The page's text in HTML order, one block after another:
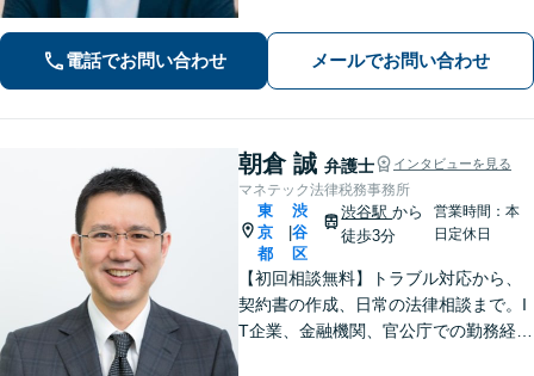
ら、離婚や相続、労働トラブルなど幅
広く対応可能｡早期解決に向けて尽力し
ます【渋谷区周辺企業様からのご相談
歓迎】
電話でお問い合わせ メールでお問い合わせ
朝倉 誠 弁護士 インタビューを見る
マネテック法律税務事務所
東
京
都
渋
谷
区
渋谷駅から
徒歩3分
営業時間：本
日定休日
【初回相談無料】トラブル対応から、
契約書の作成、日常の法律相談まで。I
T企業、金融機関、官公庁での勤務経験